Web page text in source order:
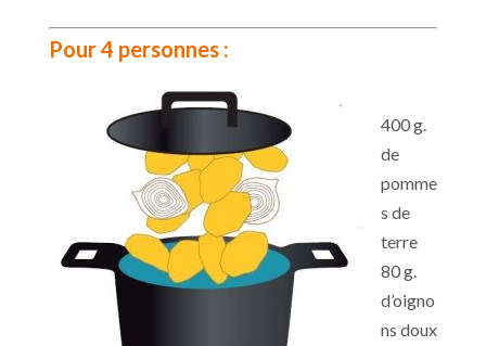
Pour 4 personnes :
400 g.
de
pomme
s de
terre
80 g.
d’oigno
ns doux